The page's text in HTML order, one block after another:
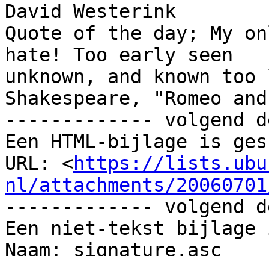
David Westerink
Quote of the day; My
hate! Too early seen
unknown, and known
Shakespeare, "Romeo
------------- volgend
Een HTML-bijlage is
URL: <https://
nl/attachments/
------------- volgend
Een niet-tekst
Naam: signature.asc